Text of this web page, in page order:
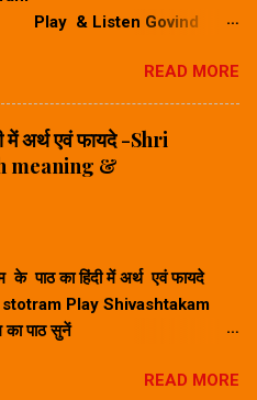
Govind
विन्दे न पदार विन्दम सुनिए ⬆
Damodar Stotram
in Hindi-गोविन्द दामोदर स्तोत्र
पदारविन्दं मुखारविन्दे
पत्रस्य पुटे शयानं बालं मुकुन्दं मनसा
-हिंदी अर्थ : जिन्होंने अपने
रहे हैं, ऐसे बाल मुकुन्द का मैं मन से
गोव...
READ MORE
में अर्थ एवं फायदे -Shri
meaning &
के पाठ का हिंदी में अर्थ एवं फायदे
Play Shivashtakam
का पाठ सुनें
अर्थ - Shri Shivashtakam lyrics
READ MORE